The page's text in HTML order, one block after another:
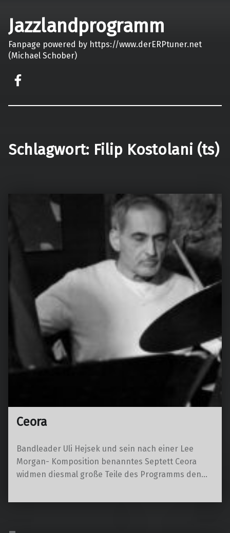
Jazzlandprogramm
Fanpage powered by https://www.derERPtuner.net
(Michael Schober)
Schlagwort: Filip Kostolani (ts)
Ceora
Bandleader Uli Hejsek und sein nach einer Lee
Morgan- Komposition benanntes Septett Ceora
widmen diesmal große Teile des Programms den…